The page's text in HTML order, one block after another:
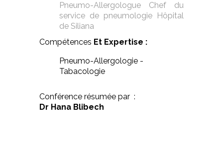
Pneumo-Allergologue Chef du
service de pneumologie Hôpital
de Siliana
Compétences Et Expertise :
Pneumo-Allergologie -
Tabacologie
Conférence résumée par :
Dr Hana Blibech